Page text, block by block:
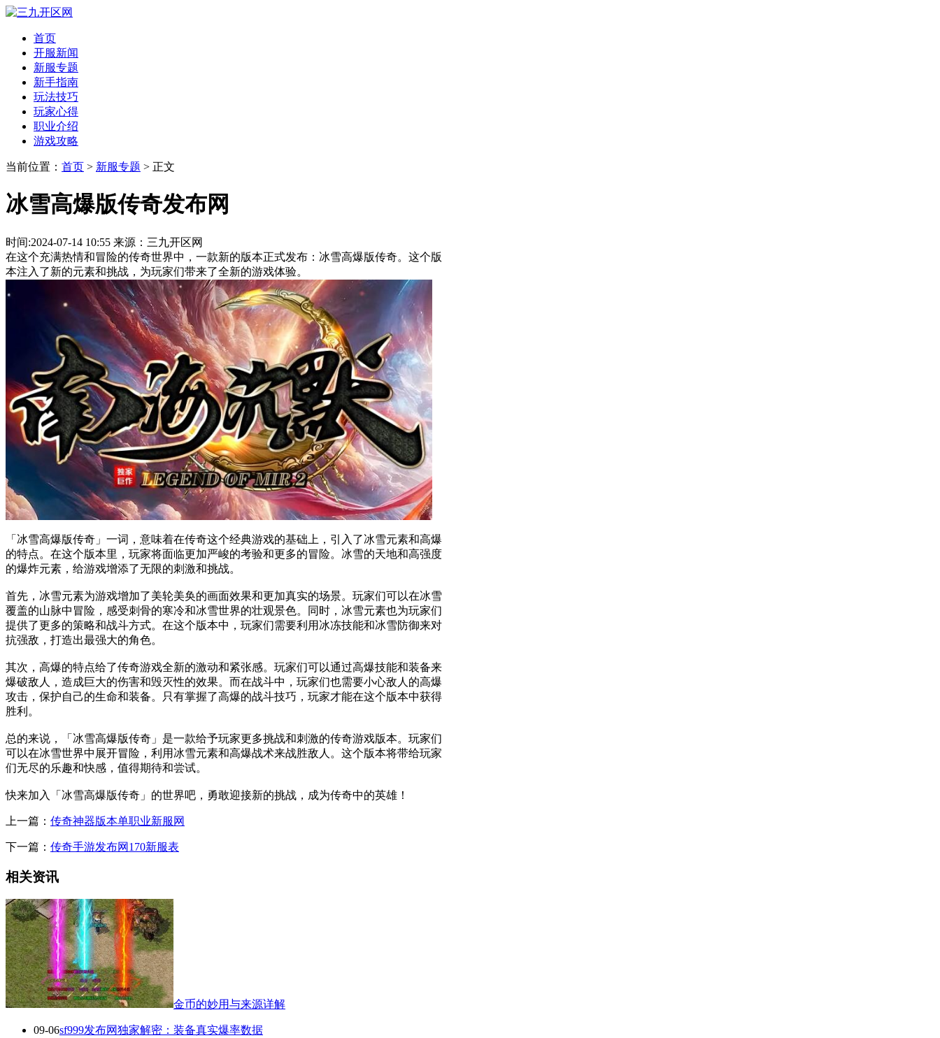
首页
开服新闻
新服专题
新手指南
玩法技巧
玩家心得
职业介绍
游戏攻略
当前位置： 首页 > 新服专题 > 正文
冰雪高爆版传奇发布网
时间:2024-07-14 10:55 来源：三九开区网
在这个充满热情和冒险的传奇世界中，一款新的版本正式发布：冰雪高爆版传奇。这个版
本注入了新的元素和挑战，为玩家们带来了全新的游戏体验。
「冰雪高爆版传奇」一词，意味着在传奇这个经典游戏的基础上，引入了冰雪元素和高爆
的特点。在这个版本里，玩家将面临更加严峻的考验和更多的冒险。冰雪的天地和高强度
的爆炸元素，给游戏增添了无限的刺激和挑战。
首先，冰雪元素为游戏增加了美轮美奂的画面效果和更加真实的场景。玩家们可以在冰雪
覆盖的山脉中冒险，感受刺骨的寒冷和冰雪世界的壮观景色。同时，冰雪元素也为玩家们
提供了更多的策略和战斗方式。在这个版本中，玩家们需要利用冰冻技能和冰雪防御来对
抗强敌，打造出最强大的角色。
其次，高爆的特点给了传奇游戏全新的激动和紧张感。玩家们可以通过高爆技能和装备来
爆破敌人，造成巨大的伤害和毁灭性的效果。而在战斗中，玩家们也需要小心敌人的高爆
攻击，保护自己的生命和装备。只有掌握了高爆的战斗技巧，玩家才能在这个版本中获得
胜利。
总的来说，「冰雪高爆版传奇」是一款给予玩家更多挑战和刺激的传奇游戏版本。玩家们
可以在冰雪世界中展开冒险，利用冰雪元素和高爆战术来战胜敌人。这个版本将带给玩家
们无尽的乐趣和快感，值得期待和尝试。
快来加入「冰雪高爆版传奇」的世界吧，勇敢迎接新的挑战，成为传奇中的英雄！
上一篇： 传奇神器版本单职业新服网
下一篇： 传奇手游发布网170新服表
相关资讯
金币的妙用与来源详解
09-06sf999发布网独家解密：装备真实爆率数据